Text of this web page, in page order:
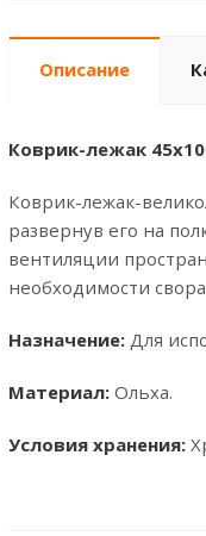
Описание
Коврик-лежак
Коврик-лежак-
развернув его на
вентиляции
необходимости
Назначение: Для
Материал: Ольха.
Условия хранения: